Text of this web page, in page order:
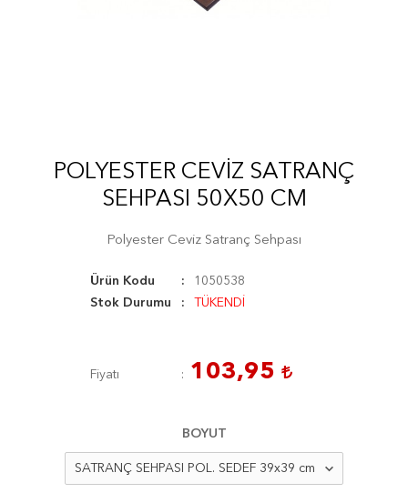
POLYESTER CEVIZ SATRANÇ
SEHPASI 50X50 CM
Polyester Ceviz Satranç Sehpası
Ürün Kodu
1050538
Stok Durumu
TÜKENDİ
Fiyatı 103,95
BOYUT